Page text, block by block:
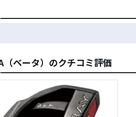
（ベータ）のクチコミ評価